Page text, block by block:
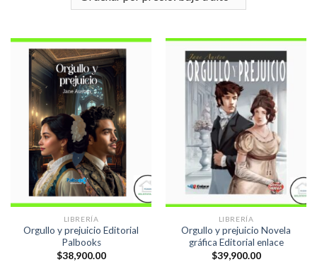
LIBRERÍA
Orgullo y prejuicio Editorial
Palbooks
$38,900.00
LIBRERÍA
Orgullo y prejuicio Novela
gráfica Editorial enlace
$39,900.00